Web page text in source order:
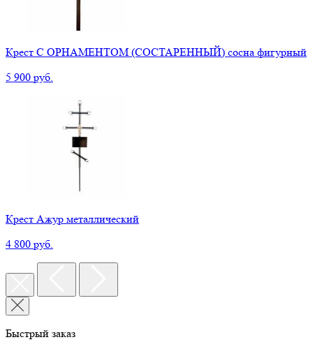
Крест С ОРНАМЕНТОМ (СОСТАРЕННЫЙ) сосна фигурный
5 900 руб.
Крест Ажур металлический
4 800 руб.
Быстрый заказ